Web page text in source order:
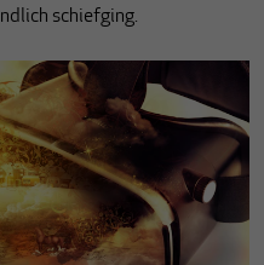
schiefging.